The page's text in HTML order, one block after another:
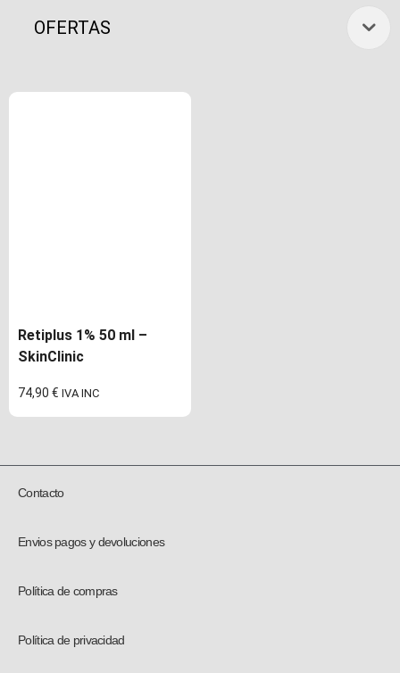
OFERTAS
Retiplus 1% 50 ml –
SkinClinic
74,90 € IVA INC
Contacto
Envios pagos y devoluciones
Política de compras
Política de privacidad